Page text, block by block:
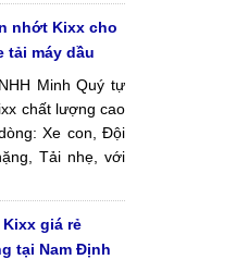
nhớt Kixx cho
tải máy dầu
Minh Quý tự
chất lượng cao
Xe con, Đội
Tải nhẹ, với
giá rẻ
tại Nam Định